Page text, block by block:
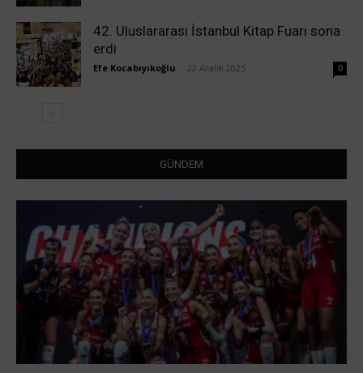
42. Uluslararası İstanbul Kitap Fuarı sona
erdi
Efe Kocabıyıkoğlu 22 Aralık 2025 0
GÜNDEM